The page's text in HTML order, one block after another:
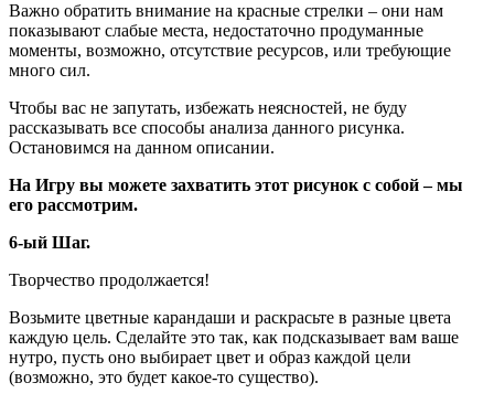
Важно обратить внимание на красные стрелки – они нам
показывают слабые места, недостаточно продуманные
моменты, возможно, отсутствие ресурсов, или требующие
много сил.
Чтобы вас не запутать, избежать неясностей, не буду
рассказывать все способы анализа данного рисунка.
Остановимся на данном описании.
На Игру вы можете захватить этот рисунок с собой – мы
его рассмотрим.
6-ый Шаг.
Творчество продолжается!
Возьмите цветные карандаши и раскрасьте в разные цвета
каждую цель. Сделайте это так, как подсказывает вам ваше
нутро, пусть оно выбирает цвет и образ каждой цели
(возможно, это будет какое-то существо).